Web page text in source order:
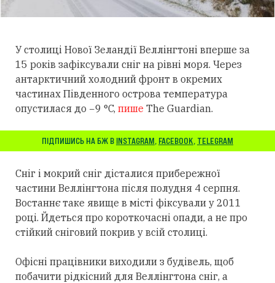
У столиці Нової Зеландії Веллінгтоні вперше за
15 років зафіксували сніг на рівні моря. Через
антарктичний холодний фронт в окремих
частинах Південного острова температура
опустилася до −9 °C, пише The Guardian.
ПІДПИШИСЬ НА БЖ В INSTAGRAM, FACEBOOK, TELEGRAM
Сніг і мокрий сніг дісталися прибережної
частини Веллінгтона після полудня 4 серпня.
Востаннє таке явище в місті фіксували у 2011
році. Йдеться про короткочасні опади, а не про
стійкий сніговий покрив у всій столиці.
Офісні працівники виходили з будівель, щоб
побачити рідкісний для Веллінгтона сніг, а